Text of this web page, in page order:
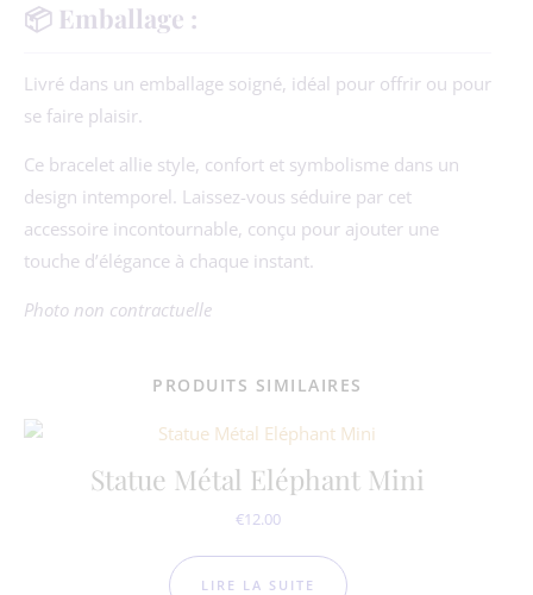
📦 Emballage :
Livré dans un emballage soigné, idéal pour offrir ou pour
se faire plaisir.
Ce bracelet allie style, confort et symbolisme dans un
design intemporel. Laissez-vous séduire par cet
accessoire incontournable, conçu pour ajouter une
touche d’élégance à chaque instant.
Photo non contractuelle
PRODUITS SIMILAIRES
Statue Métal Eléphant Mini
€12.00
LIRE LA SUITE